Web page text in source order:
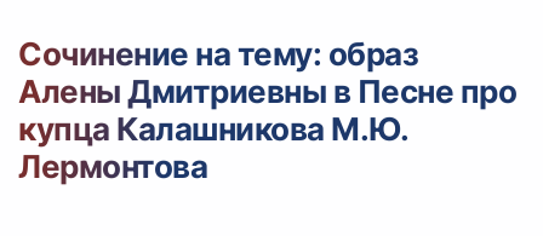
Вход с Telegram
Сочинение на тему: образ
Алены Дмитриевны в Песне про
купца Калашникова М.Ю.
Лермонтова